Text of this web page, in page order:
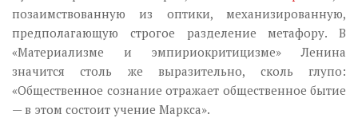
позаимствованную из оптики, механизированную,
предполагающую строгое разделение метафору. В
«Материализме и эмпириокритицизме» Ленина
значится столь же выразительно, сколь глупо:
«Общественное сознание отражает общественное бытие
— в этом состоит учение Маркса».